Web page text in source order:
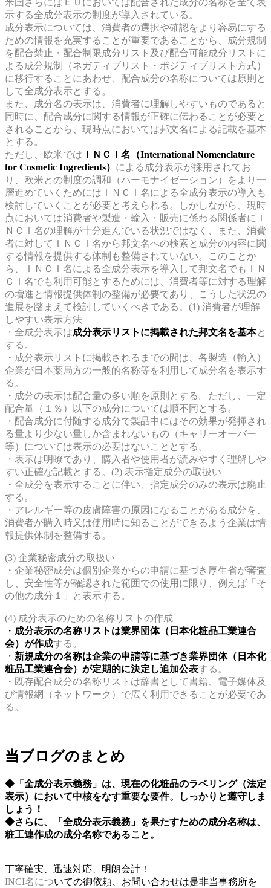
示する全成分表示の制度が導入されている。
成分表示については、消費者の選択や確認をより容易にする
ための情報を充実することが重要であることから、成分規制
を配合禁止・配合制限成分リスト及び配合可能成分リストに
よる成分規制（ネガティブリスト・ポジティブリスト方式）
に移行することにあわせ、配合成分の名称については原則と
して全成分表示とする。
また、成分名の表示は、消費者に理解しやすいものであると
同時に、配合成分に関する情報が正確に伝わることが必要と
されることから、現時点においては邦文名による記載を基本
とする。
ただし、欧米では ＩＮＣＩ名（International Nomenclature
for Cosmetic Ingredients） による成分表示が採用されてお
り、欧米との制度の調和（ハーモナイゼーション）をより一
層進めていくためにはＩＮＣＩ名による全成分表示の導入も
検討していくことが必要と考えられる。しかしながら、現時
点においては消費者や製造・輸入・販売に係わる関係者にＩ
ＮＣＩ名の理解が十分進んでいる状況ではなく、また、消費
者に対してＩＮＣＩ名から邦文名への検索と成分の内容に関
する情報を提供する体制も整備されていない。このことか
ら、ＩＮＣＩ名による全成分表示を導入して邦文名でもＩＮ
ＣＩ名でも利用可能とするためには、消費者等に対する理解
の増進と情報提供体制の整備が必要であり、こうした状況の
進展を踏まえて検討していくべきである。 (1) 消費者が理解
しやすい表示方法
・全成分表示は成分表示リストに掲載された邦文名を基本と
する。
・成分表示リストに掲載されるまでの間は、各製造（輸入）
企業が日本薬局方の一般的名称等を利用して成分名を表示す
る。
・成分の表示は配合量の多い順を原則とする。ただし、一定
配合量（１％）以下の成分については順不同とする。
・配合成分に付随する成分で製品中にはその効果が発揮され
る量より少ない量しか含まれないもの（キャリーオーバー
等）については表示の必要はないこととする。
・表示は明瞭であり、購入者や使用者が読みやすく理解しや
すい正確な記載とする。 (2) 表示指定成分の取扱い
・全成分を表示することに伴い、指定成分のみの表示は廃止
する。
・アレルギー等の皮膚障害の原因になることがある成分を、
消費者が購入時又は使用時に知ることができるよう企業は情
報提供体制を整備する。
(3) 企業秘密成分の取扱い
・企業秘密成分は個別企業からの申請に基づき厚生省が審査
し、安全性等が確認された範囲での使用に限り、例えば「そ
の他の成分１」と表示する。
(4) 成分表示のための名称リストの作成
・ 成分表示の名称リストは業界団体（日本化粧品工業連合
会）が作成する。
・ 新規成分の名称は企業の申請等に基づき業界団体（日本化
粧品工業連合会）が定期的に決定し追加公表する。
・既存配合成分の名称リストは辞書として書籍、電子媒体及
び情報網（ネットワーク）で広く利用できることが必要であ
る。
当ブログのまとめ
◆「全成分表示義務」は、現在の化粧品のラベリング（法定
表示）において中核をなす重要な要件。しっかりと遵守しま
しょう！
◆さらに、「全成分表示義務」を果たすための成分名称は、
粧工連作成の成分名称であること。
丁寧確実、迅速対応、明朗会計！
INCI名についての御依頼、お問い合わせは是非当事務所を